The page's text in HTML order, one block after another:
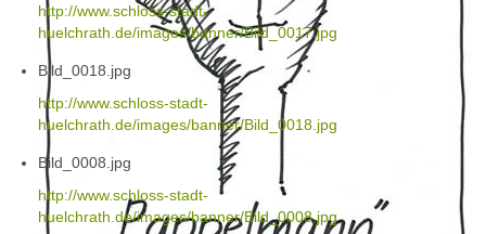
http://www.schloss-stadt-
huelchrath.de/images/banner/Bild_0017.jpg
Bild_0018.jpg
http://www.schloss-stadt-
huelchrath.de/images/banner/Bild_0018.jpg
Bild_0008.jpg
http://www.schloss-stadt-
huelchrath.de/images/banner/Bild_0008.jpg